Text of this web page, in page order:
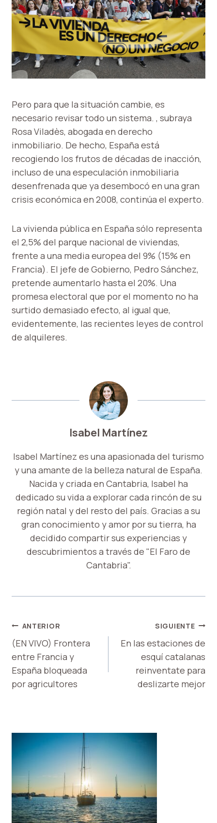
Pero para que la situación cambie, es
necesario revisar todo un sistema. , subraya
Rosa Viladès, abogada en derecho
inmobiliario. De hecho, España está
recogiendo los frutos de décadas de inacción,
incluso de una especulación inmobiliaria
desenfrenada que ya desembocó en una gran
crisis económica en 2008, continúa el experto.
La vivienda pública en España sólo representa
el 2,5% del parque nacional de viviendas,
frente a una media europea del 9% (15% en
Francia). El jefe de Gobierno, Pedro Sánchez,
pretende aumentarlo hasta el 20%. Una
promesa electoral que por el momento no ha
surtido demasiado efecto, al igual que,
evidentemente, las recientes leyes de control
de alquileres.
Isabel Martínez
Isabel Martínez es una apasionada del turismo
y una amante de la belleza natural de España.
Nacida y criada en Cantabria, Isabel ha
dedicado su vida a explorar cada rincón de su
región natal y del resto del país. Gracias a su
gran conocimiento y amor por su tierra, ha
decidido compartir sus experiencias y
descubrimientos a través de "El Faro de
Cantabria".
NAVEGACIÓN
DE
ENTRADAS
ANTERIOR
(EN VIVO) Frontera
entre Francia y
España bloqueada
por agricultores
SIGUIENTE
En las estaciones de
esquí catalanas
reinventate para
deslizarte mejor